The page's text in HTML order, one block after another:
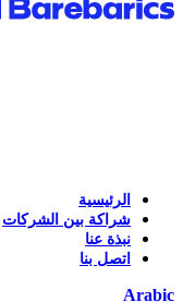
الرئيسية
شراكة بين الشركات
نبذة عنا
اتصل بنا
Arabic